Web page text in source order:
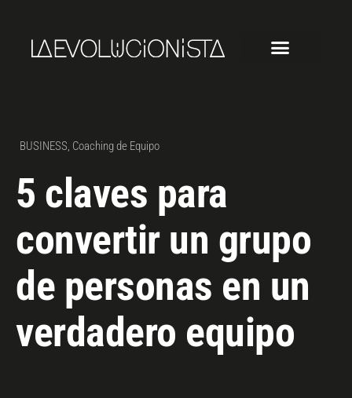
BUSINESS, Coaching de Equipo
5 claves para
convertir un grupo
de personas en un
verdadero equipo